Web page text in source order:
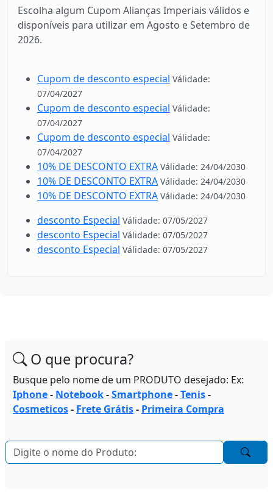
Escolha algum Cupom Alianças Imperiais válidos e
disponíveis para utilizar em Agosto e Setembro de
2026.
Cupom de desconto especial Válidade:
07/04/2027
Cupom de desconto especial Válidade:
07/04/2027
Cupom de desconto especial Válidade:
07/04/2027
10% DE DESCONTO EXTRA Válidade: 24/04/2030
10% DE DESCONTO EXTRA Válidade: 24/04/2030
10% DE DESCONTO EXTRA Válidade: 24/04/2030
desconto Especial Válidade: 07/05/2027
desconto Especial Válidade: 07/05/2027
desconto Especial Válidade: 07/05/2027
O que procura?
Busque pelo nome de um PRODUTO desejado: Ex:
Iphone- Notebook-Smartphone-Tenis-
Cosmeticos- Frete Grátis- Primeira Compra